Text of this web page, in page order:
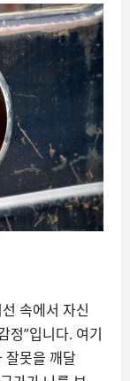
속에서 자신
정”입니다. 여기
잘못을 깨달